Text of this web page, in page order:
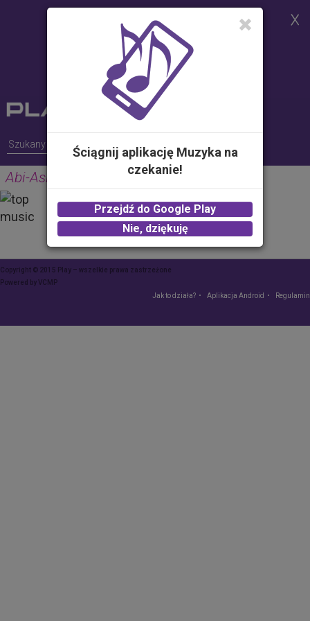
celu realizacji usług i zgodnie z
Polityką Plików Cookies.
Możesz określić warunki
przechowywania lub dostępu do
plików cookies w Twojej
przeglądarce
Abi-Asia
PROPOLIS MEDIA
2.00 zł -KUP
Copyright © 2015 Play – wszelkie prawa zastrzeżone
Powered byVCMP
Jak to działa?
Aplikacja Android Regulamin
Ściągnij aplikację Muzyka na
czekanie!
Przejdź do Google Play
Nie, dziękuję